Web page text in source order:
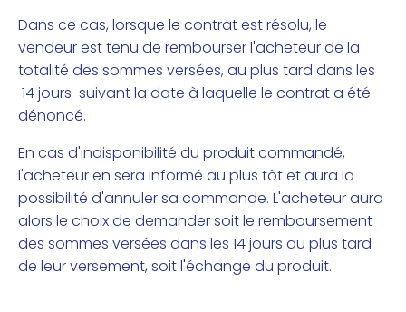
Dans ce cas, lorsque le contrat est résolu, le
vendeur est tenu de rembourser l'acheteur de la
totalité des sommes versées, au plus tard dans les
14 jours suivant la date à laquelle le contrat a été
dénoncé.
En cas d'indisponibilité du produit commandé,
l'acheteur en sera informé au plus tôt et aura la
possibilité d'annuler sa commande. L'acheteur aura
alors le choix de demander soit le remboursement
des sommes versées dans les 14 jours au plus tard
de leur versement, soit l'échange du produit.